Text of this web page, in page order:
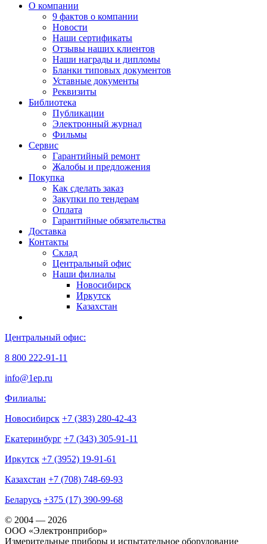
О компании
9 фактов о компании
Новости
Наши сертификаты
Отзывы наших клиентов
Наши награды и дипломы
Бланки типовых документов
Уставные документы
Реквизиты
Библиотека
Публикации
Электронный журнал
Фильмы
Сервис
Гарантийный ремонт
Жалобы и предложения
Покупка
Как сделать заказ
Закупки по тендерам
Оплата
Гарантийные обязательства
Доставка
Контакты
Склад
Центральный офис
Наши филиалы
Новосибирск
Иркутск
Казахстан
Центральный офис:
8 800 222-91-11
info@1ep.ru
Филиалы:
Новосибирск +7 (383) 280-42-43
Екатеринбург +7 (343) 305-91-11
Иркутск +7 (3952) 19-91-61
Казахстан +7 (708) 748-69-93
Беларусь +375 (17) 390-99-68
© 2004 — 2026
OOO «Электронприбор»
Измерительные приборы и испытательное оборудование